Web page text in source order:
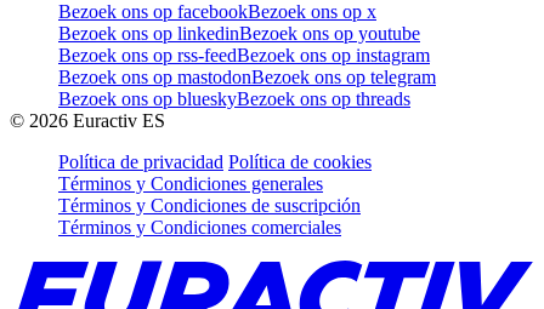
Bezoek ons op facebookBezoek ons op x
Bezoek ons op linkedinBezoek ons op youtube
Bezoek ons op rss-feedBezoek ons op instagram
Bezoek ons op mastodonBezoek ons op telegram
Bezoek ons op blueskyBezoek ons op threads
© 2026 Euractiv ES
Política de privacidad Política de cookies
Términos y Condiciones generales
Términos y Condiciones de suscripción
Términos y Condiciones comerciales